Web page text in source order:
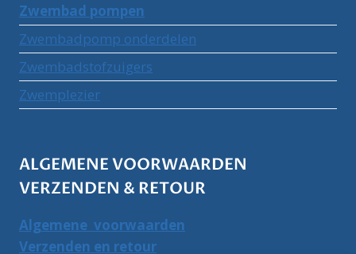
Zwembad pompen
Zwembadpomp onderdelen
Zwembadstofzuigers
Zwemplezier
ALGEMENE VOORWAARDEN
VERZENDEN & RETOUR
Algemene voorwaarden
Verzenden en retour